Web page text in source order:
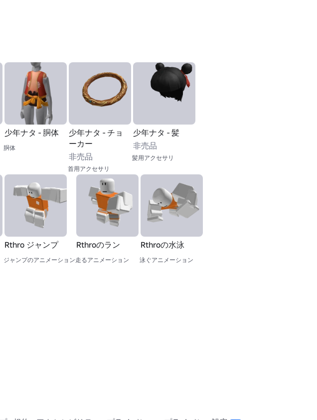
少年ナタ - 胴体
胴体
少年ナタ - チョ
ーカー
非売品
首用アクセサリ
少年ナタ - 髪
非売品
髪用アクセサリ
Rthro ジャンプ
ジャンプのアニメーション
Rthroのラン
走るアニメーション
Rthroの水泳
泳ぐアニメーション